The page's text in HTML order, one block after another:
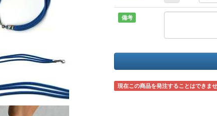
備考
現在この商品を発注することはできま